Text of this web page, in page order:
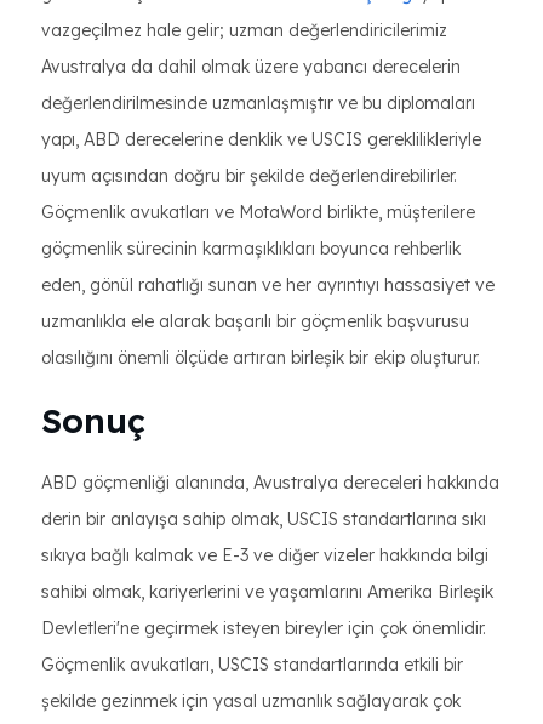
vazgeçilmez hale gelir; uzman değerlendiricilerimiz
Avustralya da dahil olmak üzere yabancı derecelerin
değerlendirilmesinde uzmanlaşmıştır ve bu diplomaları
yapı, ABD derecelerine denklik ve USCIS gereklilikleriyle
uyum açısından doğru bir şekilde değerlendirebilirler.
Göçmenlik avukatları ve MotaWord birlikte, müşterilere
göçmenlik sürecinin karmaşıklıkları boyunca rehberlik
eden, gönül rahatlığı sunan ve her ayrıntıyı hassasiyet ve
uzmanlıkla ele alarak başarılı bir göçmenlik başvurusu
olasılığını önemli ölçüde artıran birleşik bir ekip oluşturur.
Sonuç
ABD göçmenliği alanında, Avustralya dereceleri hakkında
derin bir anlayışa sahip olmak, USCIS standartlarına sıkı
sıkıya bağlı kalmak ve E-3 ve diğer vizeler hakkında bilgi
sahibi olmak, kariyerlerini ve yaşamlarını Amerika Birleşik
Devletleri'ne geçirmek isteyen bireyler için çok önemlidir.
Göçmenlik avukatları, USCIS standartlarında etkili bir
şekilde gezinmek için yasal uzmanlık sağlayarak çok